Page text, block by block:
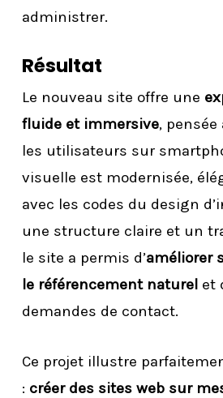
administrer.
Résultat
Le nouveau site offre une
fluide et immersive,
les utilisateurs sur
visuelle est modernisée,
avec les codes du design
une structure claire et un
le site a permis d’améliorer
le référencement naturelet
demandes de contact.
Ce projet illustre
: créer des sites web sur